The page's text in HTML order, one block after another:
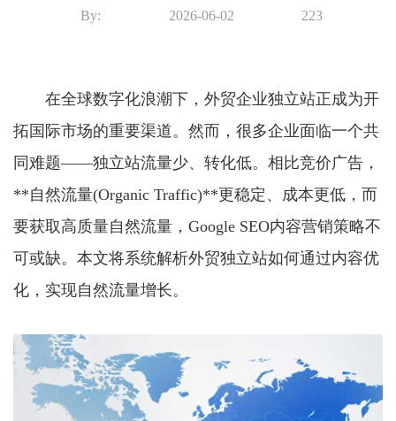
By: 2026-06-02 223
在全球数字化浪潮下，外贸企业独立站正成为开
拓国际市场的重要渠道。然而，很多企业面临一个共
同难题——独立站流量少、转化低。相比竞价广告，
**自然流量(Organic Traffic)**更稳定、成本更低，而
要获取高质量自然流量，Google SEO内容营销策略不
可或缺。本文将系统解析外贸独立站如何通过内容优
化，实现自然流量增长。